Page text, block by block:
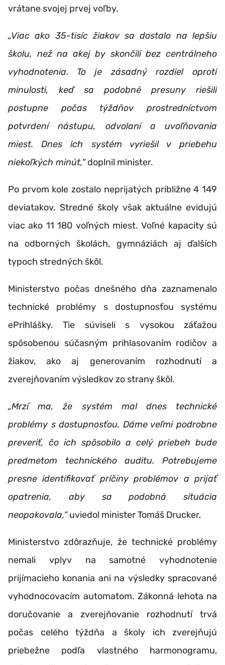
vrátane svojej prvej voľby.
„Viac ako 35-tisíc žiakov sa dostalo na lepšiu
školu, než na akej by skončili bez centrálneho
vyhodnotenia. To je zásadný rozdiel oproti
minulosti, keď sa podobné presuny riešili
postupne počas týždňov prostredníctvom
potvrdení nástupu, odvolaní a uvoľňovania
miest. Dnes ich systém vyriešil v priebehu
niekoľkých minút,“doplnil minister.
Po prvom kole zostalo neprijatých približne 4 149
deviatakov. Stredné školy však aktuálne evidujú
viac ako 11 180 voľných miest. Voľné kapacity sú
na odborných školách, gymnáziách aj ďalších
typoch stredných škôl.
Ministerstvo počas dnešného dňa zaznamenalo
technické problémy s dostupnosťou systému
ePrihlášky. Tie súviseli s vysokou záťažou
spôsobenou súčasným prihlasovaním rodičov a
žiakov, ako aj generovaním rozhodnutí a
zverejňovaním výsledkov zo strany škôl.
„Mrzí ma, že systém mal dnes technické
problémy s dostupnosťou. Dáme veľmi podrobne
preveriť, čo ich spôsobilo a celý priebeh bude
predmetom technického auditu. Potrebujeme
presne identifikovať príčiny problémov a prijať
opatrenia, aby sa podobná situácia
neopakovala,“uviedol minister Tomáš Drucker.
Ministerstvo zdôrazňuje, že technické problémy
nemali vplyv na samotné vyhodnotenie
prijímacieho konania ani na výsledky spracované
vyhodnocovacím automatom. Zákonná lehota na
doručovanie a zverejňovanie rozhodnutí trvá
počas celého týždňa a školy ich zverejňujú
priebežne podľa vlastného harmonogramu,